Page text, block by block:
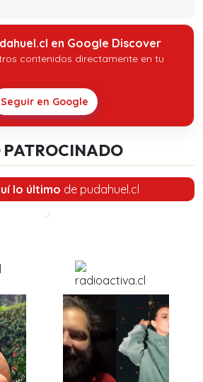
en Google Discover
contenidos directamente en tu
Seguir en Google
lo último de pudahuel.cl